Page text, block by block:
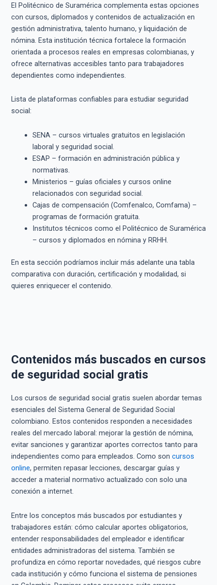
El Politécnico de Suramérica complementa estas opciones
con cursos, diplomados y contenidos de actualización en
gestión administrativa, talento humano, y liquidación de
nómina. Esta institución técnica fortalece la formación
orientada a procesos reales en empresas colombianas, y
ofrece alternativas accesibles tanto para trabajadores
dependientes como independientes.
Lista de plataformas confiables para estudiar seguridad
social:
SENA – cursos virtuales gratuitos en legislación
laboral y seguridad social.
ESAP – formación en administración pública y
normativas.
Ministerios – guías oficiales y cursos online
relacionados con seguridad social.
Cajas de compensación (Comfenalco, Comfama) –
programas de formación gratuita.
Institutos técnicos como el Politécnico de Suramérica
– cursos y diplomados en nómina y RRHH.
En esta sección podríamos incluir más adelante una tabla
comparativa con duración, certificación y modalidad, si
quieres enriquecer el contenido.
Contenidos más buscados en cursos
de seguridad social gratis
Los cursos de seguridad social gratis suelen abordar temas
esenciales del Sistema General de Seguridad Social
colombiano. Estos contenidos responden a necesidades
reales del mercado laboral: mejorar la gestión de nómina,
evitar sanciones y garantizar aportes correctos tanto para
independientes como para empleados. Como son cursos
online, permiten repasar lecciones, descargar guías y
acceder a material normativo actualizado con solo una
conexión a internet.
Entre los conceptos más buscados por estudiantes y
trabajadores están: cómo calcular aportes obligatorios,
entender responsabilidades del empleador e identificar
entidades administradoras del sistema. También se
profundiza en cómo reportar novedades, qué riesgos cubre
cada institución y cómo funciona el sistema de pensiones